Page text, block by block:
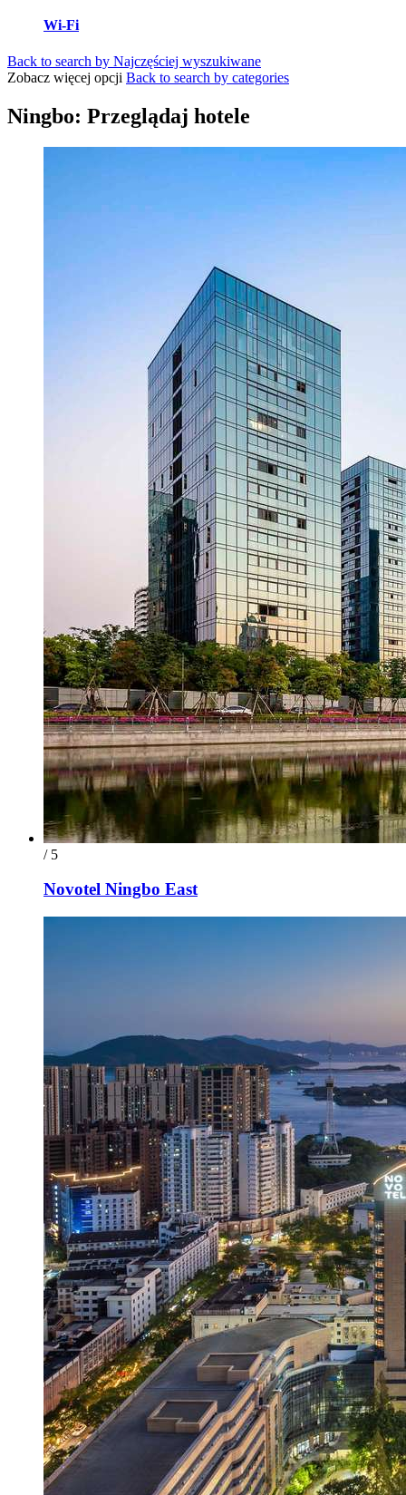
Wi-Fi
Back to search by Najczęściej wyszukiwane
Zobacz więcej opcji Back to search by categories
Ningbo: Przeglądaj hotele
/ 5
Novotel Ningbo East